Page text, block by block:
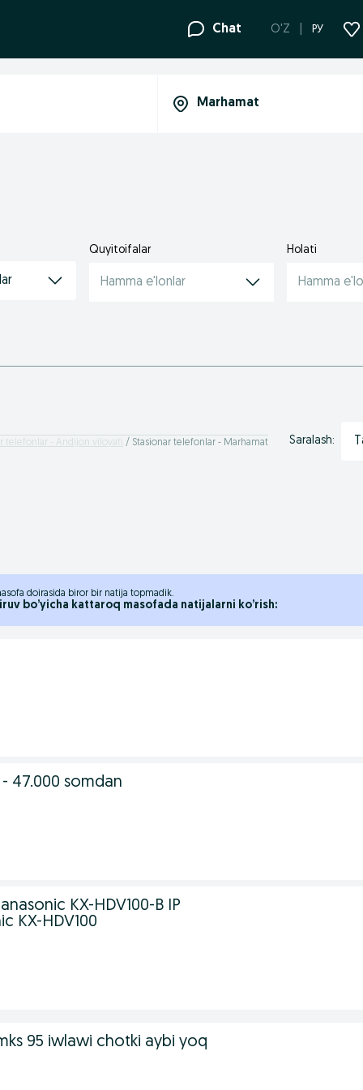
Chat O'Z РУ
Quyitoifalar
Hamma e'lonlar
Holati
Hamma
telefonlar - Andijon viloyati Stasionar telefonlar - Marhamat Saralash:
doirasida biror bir natija topmadik.
bo’yicha kattaroq masofada natijalarni ko’rish:
47.000 somdan
KX-HDV100-B IP
KX-HDV100
95 iwlawi chotki aybi yoq